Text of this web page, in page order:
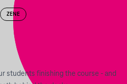
ZENE
students finishing the course - and